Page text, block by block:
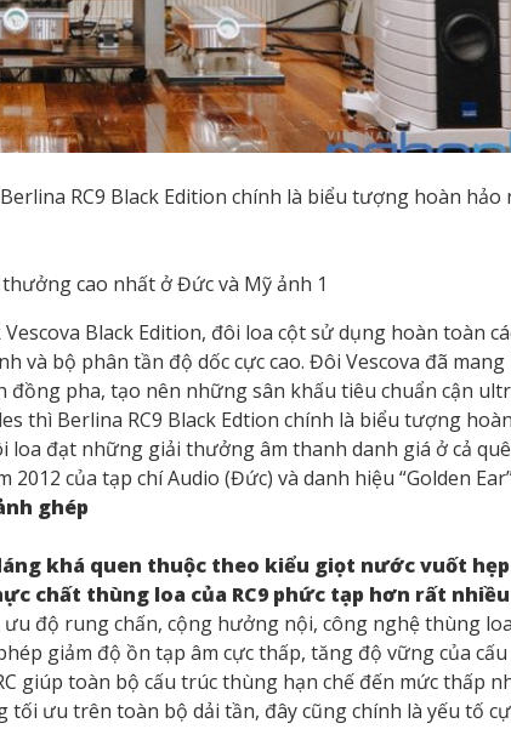
RC9 Black Edition chính là biểu tượng hoàn hảo
Black Edition, đôi loa cột sử dụng hoàn toàn
và bộ phân tần độ dốc cực cao. Đôi Vescova đã mang
pha, tạo nên những sân khấu tiêu chuẩn cận
thì Berlina RC9 Black Edtion chính là biểu tượng
đạt những giải thưởng âm thanh danh giá ở cả
của tạp chí Audio (Đức) và danh hiệu “Golden
ghép
khá quen thuộc theo kiểu giọt nước vuốt
chất thùng loa của RC9 phức tạp hơn rất
độ rung chấn, cộng hưởng nội, công nghệ thùng loa
giảm độ ồn tạp âm cực thấp, tăng độ vững của
giúp toàn bộ cấu trúc thùng hạn chế đến mức thấp
ưu trên toàn bộ dải tần, đây cũng chính là yếu tố